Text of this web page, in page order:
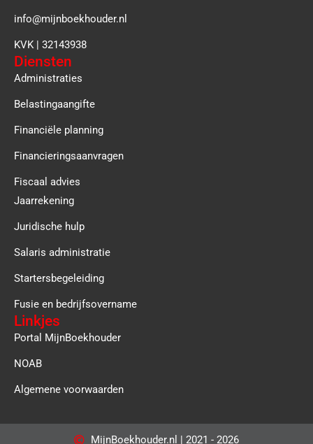
info@mijnboekhouder.nl
KVK | 32143938
Diensten
Administraties
Belastingaangifte
Financiële planning
Financieringsaanvragen
Fiscaal advies
Jaarrekening
Juridische hulp
Salaris administratie
Startersbegeleiding
Fusie en bedrijfsovername
Linkjes
Portal MijnBoekhouder
NOAB
Algemene voorwaarden
MijnBoekhouder.nl | 2021 - 2026